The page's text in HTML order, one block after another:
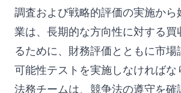
調査および戦略的評価の実施から
業は、長期的な方向性に対する買
るために、財務評価とともに市場
可能性テストを実施しなければな
法務チームは、競争法の遵守を確